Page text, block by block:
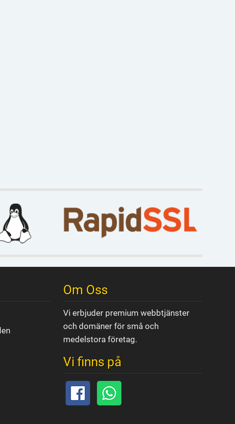
Om Oss
Vi erbjuder premium webbtjänster
och domäner för små och
medelstora företag.
Vi finns på